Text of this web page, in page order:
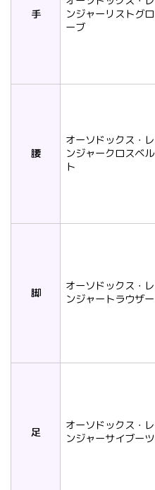
手
ンジャーリストグロ
ーブ
腰
オーソドックス・レ
ンジャークロスベル
ト
脚
オーソドックス・レ
ンジャートラウザー
足
オーソドックス・レ
ンジャーサイブーツ